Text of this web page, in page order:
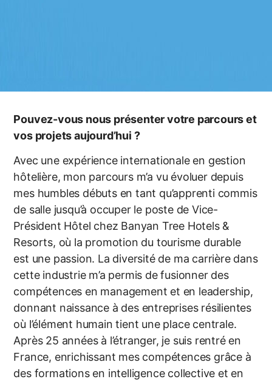
Pouvez-vous nous présenter votre parcours et
vos projets aujourd’hui ?
Avec une expérience internationale en gestion
hôtelière, mon parcours m’a vu évoluer depuis
mes humbles débuts en tant qu’apprenti commis
de salle jusqu’à occuper le poste de Vice-
Président Hôtel chez Banyan Tree Hotels &
Resorts, où la promotion du tourisme durable
est une passion. La diversité de ma carrière dans
cette industrie m’a permis de fusionner des
compétences en management et en leadership,
donnant naissance à des entreprises résilientes
où l’élément humain tient une place centrale.
Après 25 années à l’étranger, je suis rentré en
France, enrichissant mes compétences grâce à
des formations en intelligence collective et en